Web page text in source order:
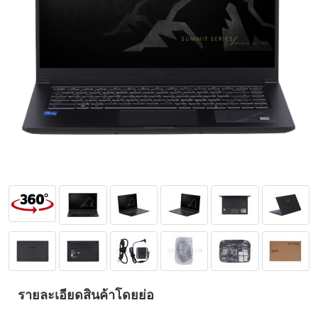
รายละเอียดสินค้าโดยย่อ